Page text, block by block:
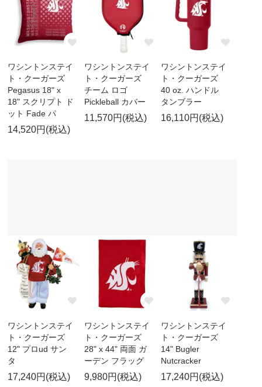
ワシントンステイ
ト・クーガーズ
Pegasus 18" x
18" スクリプト ド
ット Fade パ
14,520円(税込)
ワシントンステイ
ト・クーガーズ
チーム ロゴ
Pickleball カバー
11,570円(税込)
ワシントンステイ
ト・クーガーズ
40 oz. ハンドル
タンブラー
16,110円(税込)
ワシントンステイ
ト・クーガーズ
12" プロud サン
タ
17,240円(税込)
ワシントンステイ
ト・クーガーズ
28" x 44" 両面 ガ
ーデン フラッグ
9,980円(税込)
ワシントンステイ
ト・クーガーズ
14" Bugler
Nutcracker
17,240円(税込)